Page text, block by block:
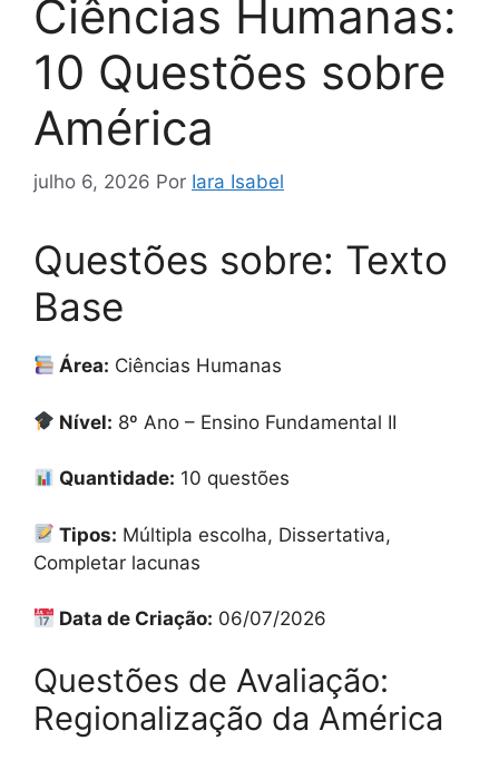
Ciências Humanas:
10 Questões sobre
América
julho 6, 2026 Por Iara Isabel
Questões sobre: Texto
Base
Área: Ciências Humanas
Nível: 8º Ano – Ensino Fundamental II
Quantidade: 10 questões
Tipos: Múltipla escolha, Dissertativa,
Completar lacunas
Data de Criação: 06/07/2026
Questões de Avaliação:
Regionalização da América